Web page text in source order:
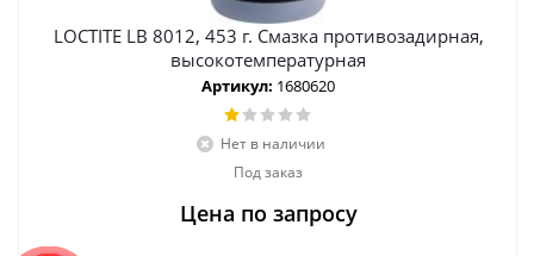
LOCTITE LB 8012, 453 г. Смазка противозадирная,
высокотемпературная
Артикул: 1680620
Нет в наличии
Под заказ
Цена по запросу